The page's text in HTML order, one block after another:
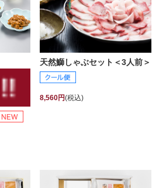
天然鰤しゃぶセット＜3人前＞
8,560円(税込)